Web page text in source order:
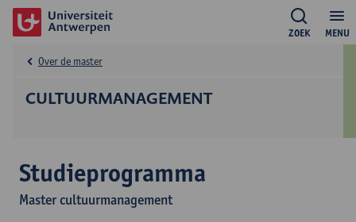
MENU
ZOEK
CULTUURMANAGEMENT
Over de master
Studieprogramma
Master cultuurmanagement